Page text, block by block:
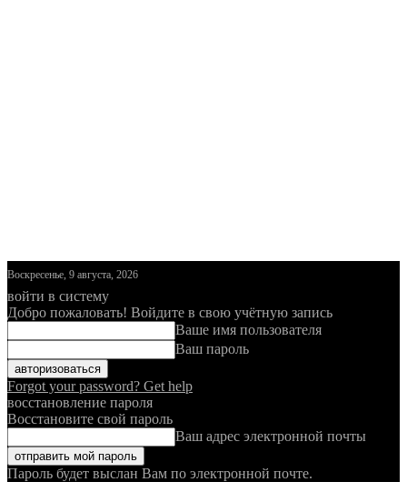
Воскресенье, 9 августа, 2026
войти в систему
Добро пожаловать! Войдите в свою учётную запись
Ваше имя пользователя
Ваш пароль
Forgot your password? Get help
восстановление пароля
Восстановите свой пароль
Ваш адрес электронной почты
Пароль будет выслан Вам по электронной почте.